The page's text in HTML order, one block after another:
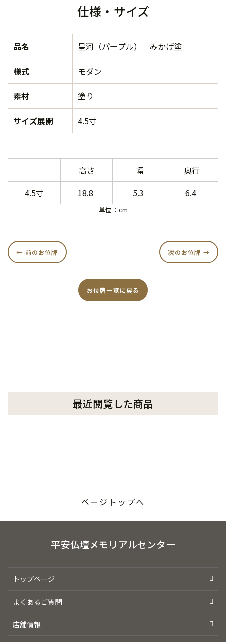
仕様・サイズ
品名 星河（パープル） みかげ塗
様式 モダン
素材 塗り
サイズ展開 4.5寸
高さ 幅
奥行
4.5寸
18.8 5.3 6.4
単位：cm
前のお位牌 次のお位牌
お位牌一覧に戻る
最近閲覧した商品
ページトップへ
平安仏壇メモリアルセンター
トップページ
よくあるご質問
店舗情報